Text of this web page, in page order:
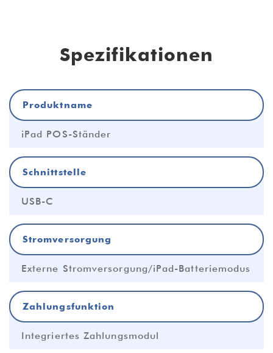
Spezifikationen
Produktname
iPad POS-Ständer
Schnittstelle
USB-C
Stromversorgung
Externe Stromversorgung/iPad-Batteriemodus
Zahlungsfunktion
Integriertes Zahlungsmodul